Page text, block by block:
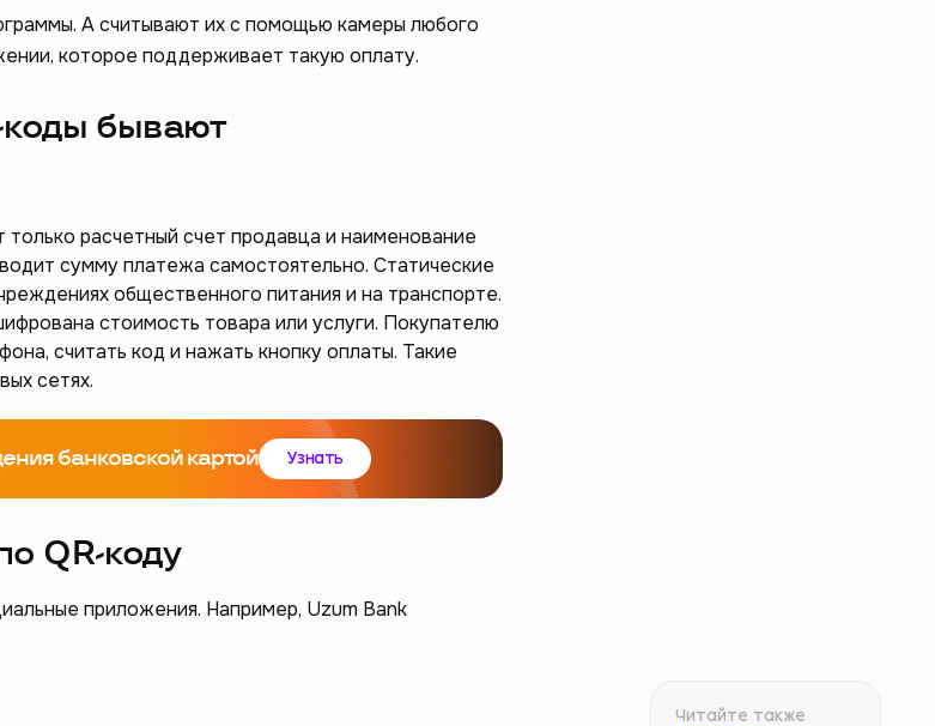
А считывают их с помощью камеры любого
которое поддерживает такую оплату.
бывают
расчетный счет продавца и наименование
сумму платежа самостоятельно. Статические
общественного питания и на транспорте.
стоимость товара или услуги. Покупателю
считать код и нажать кнопку оплаты. Такие
сетях.
банковской картой Узнать
QR-коду
приложения. Например, Uzum Bank